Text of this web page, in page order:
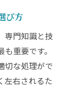
入れ習慣
用の注意
まとめ
び方
専門知識と技
重要です。
切な処理がで
左右されるた